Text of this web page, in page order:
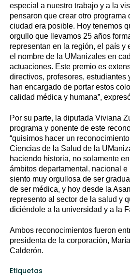
especial a nuestro trabajo y a la
pensaron que crear otro programa
ciudad era posible. Hoy tenemos
orgullo que llevamos 25 años
representan en la región, el país y
el nombre de la UManizales en
actuaciones. Este premio es
directivos, profesores, estudiantes
han encargado de portar estos
calidad médica y humana”,
Por su parte, la diputada Viviana
programa y ponente de este
“quisimos hacer un
Ciencias de la Salud de la
haciendo historia, no solamente
ámbitos departamental, nacional
siento muy orgullosa de ser
de ser médica, y hoy desde la
represento al sector de la salud y
diciéndole a la universidad y a la
Ambos reconocimientos fueron
presidenta de la corporación,
Calderón.
Etiquetas